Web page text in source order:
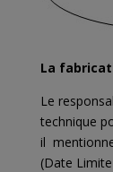
La
Le
technique
il
(Date